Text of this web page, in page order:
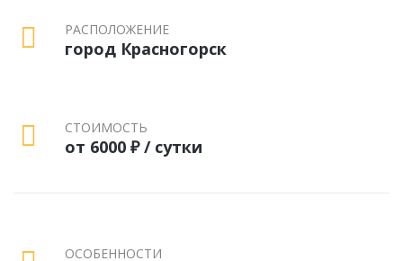
РАСПОЛОЖЕНИЕ
город Красногорск
СТОИМОСТЬ
от 6000 ₽ / сутки
ОСОБЕННОСТИ